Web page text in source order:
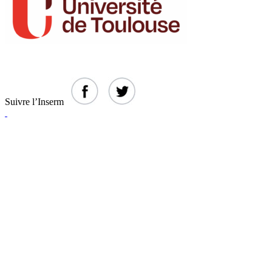
Suivre l’Inserm